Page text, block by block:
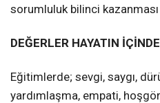
sorumluluk bilinci
DEĞERLER HAYATIN
Eğitimlerde; sevgi, saygı,
yardımlaşma, empati,